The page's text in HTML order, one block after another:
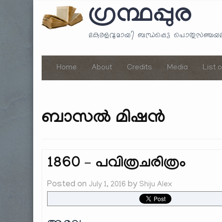
ഗ്രന്ഥപ്പുര
കേരളവുമായി ബന്ധപ്പെട്ട
Home About Credits Media List
ബാസൽ മിഷൻ
1860 – പവിത്രചരിത്രം
Posted on July 1, 2016 by Shiju Alex